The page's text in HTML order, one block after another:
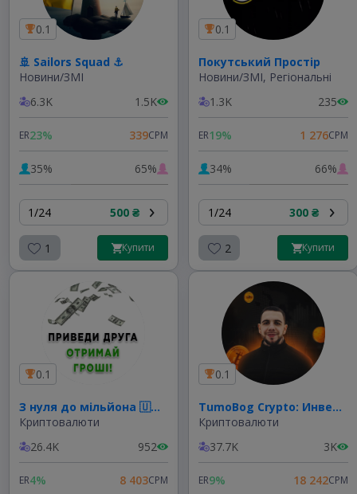
0.1
🚢 Sailors Squad ⚓️
Новини/ЗМІ
6.3K
1.5K
ER23% 339CPM
35% 65%
1/24 500 ₴
1 Купити
0.1
Покутський Простір
Новини/ЗМІ, Регіональні
1.3K
235
ER19% 1 276CPM
34% 66%
1/24 300 ₴
2 Купити
0.1
З нуля до мільйона 🇺🇦 Україна
Криптовалюти
26.4K
952
ER4% 8 403CPM
0.1
TumoBog Crypto: Инвестиции Крипта
Криптовалюти
37.7K
3K
ER9% 18 242CPM